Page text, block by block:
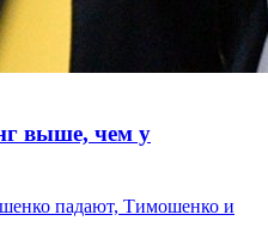
выше, чем у